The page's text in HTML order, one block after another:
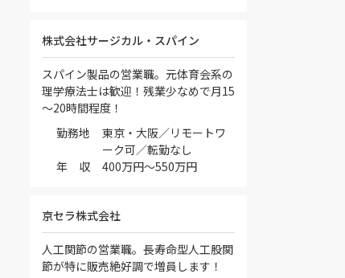
株式会社サージカル・スパイン
スパイン製品の営業職。元体育会系の
理学療法士は歓迎！残業少なめで月15
～20時間程度！
勤務地
東京・大阪／リモートワ
ーク可／転勤なし
年 収
400万円～550万円
京セラ株式会社
人工関節の営業職。長寿命型人工股関
節が特に販売絶好調で増員します！